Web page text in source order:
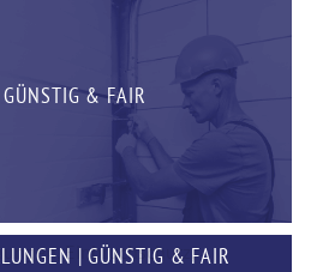
& FAIR
| GÜNSTIG & FAIR